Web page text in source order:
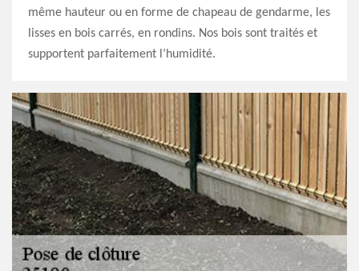
même hauteur ou en forme de chapeau de gendarme, les
lisses en bois carrés, en rondins. Nos bois sont traités et
supportent parfaitement l’humidité.